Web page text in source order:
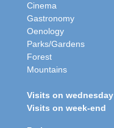
Cinema
Gastronomy
Oenology
Parks/Gardens
Forest
Mountains
Visits on wednesday
Visits on week-end